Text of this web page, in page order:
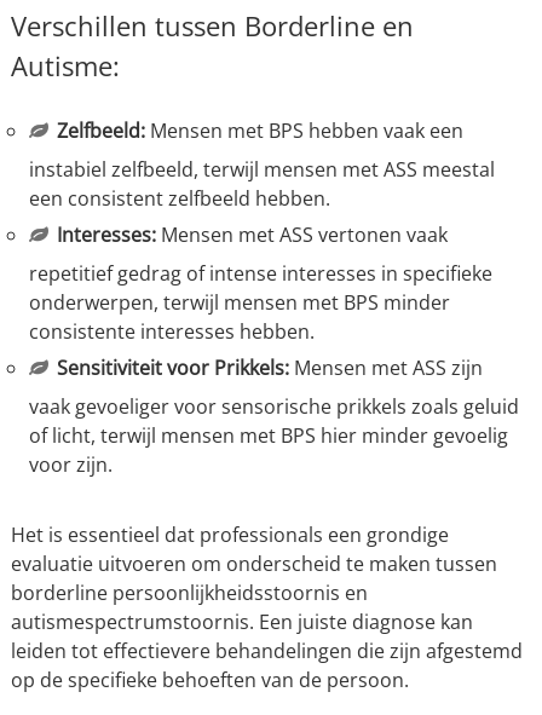
Verschillen tussen Borderline en
Autisme:
Zelfbeeld:Mensen met BPS hebben vaak een
instabiel zelfbeeld, terwijl mensen met ASS meestal
een consistent zelfbeeld hebben.
Interesses:Mensen met ASS vertonen vaak
repetitief gedrag of intense interesses in specifieke
onderwerpen, terwijl mensen met BPS minder
consistente interesses hebben.
Sensitiviteit voor Prikkels:Mensen met ASS zijn
vaak gevoeliger voor sensorische prikkels zoals geluid
of licht, terwijl mensen met BPS hier minder gevoelig
voor zijn.
Het is essentieel dat professionals een grondige
evaluatie uitvoeren om onderscheid te maken tussen
borderline persoonlijkheidsstoornis en
autismespectrumstoornis. Een juiste diagnose kan
leiden tot effectievere behandelingen die zijn afgestemd
op de specifieke behoeften van de persoon.